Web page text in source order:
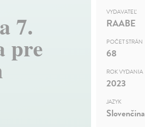
7.
pre
VYDAVATEĽ
RAABE
POČET STRÁN
68
ROK VYDANIA
2023
JAZYK
Slovenčina